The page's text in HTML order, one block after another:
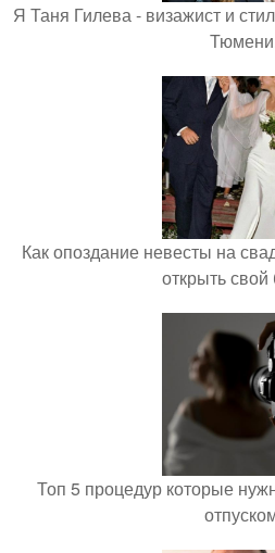
Я Таня Гилева - визажист и
Как опоздание невесты на
открыть свой
Топ 5 процедур которые